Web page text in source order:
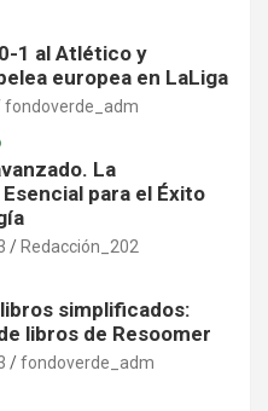
1 al Atlético y
europea en LaLiga
fondoverde_adm
La
para el Éxito
Redacción_202
simplificados:
libros de Resoomer
fondoverde_adm